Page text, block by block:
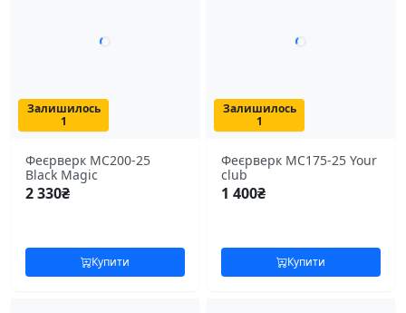
Залишилось
1
Феєрверк MC200-25
Black Magic
2 330₴
Купити
Залишилось
1
Феєрверк MC175-25 Your
club
1 400₴
Купити